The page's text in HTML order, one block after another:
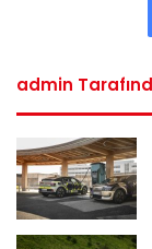
admin